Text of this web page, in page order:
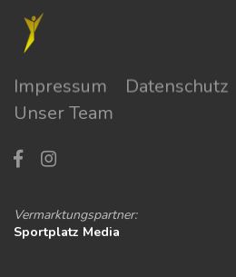
Impressum Datenschutz
Unser Team
Vermarktungspartner:
Sportplatz Media